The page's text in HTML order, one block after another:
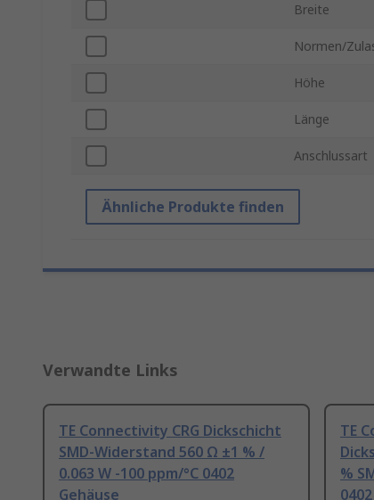
Breite
Normen/
Höhe
Länge
Anschlussart
Ähnliche Produkte finden
Verwandte Links
TE Connectivity CRG Dickschicht
SMD-Widerstand 560 Ω ±1 % /
0.063 W -100 ppm/°C 0402
Gehäuse
TE
%